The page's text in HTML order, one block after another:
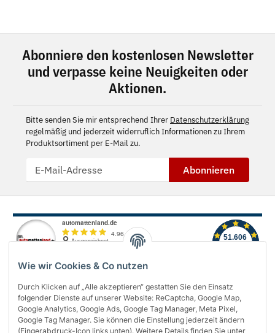
Wie wir Cookies & Co nutzen
Durch Klicken auf „Alle akzeptieren“ gestatten Sie den Einsatz
folgender Dienste auf unserer Website: ReCaptcha, Google Map,
Google Analytics, Google Ads, Google Tag Manager, Meta Pixel,
Google Tag Manager. Sie können die Einstellung jederzeit ändern
(Fingerabdruck-Icon links unten). Weitere Details finden Sie unter
Abonniere den kostenlosen Newsletter
und verpasse keine Neuigkeiten oder
Aktionen.
Bitte senden Sie mir entsprechend Ihrer Datenschutzerklärung
regelmäßig und jederzeit widerruflich Informationen zu Ihrem
Produktsortiment per E-Mail zu.
Abonnieren
Über uns